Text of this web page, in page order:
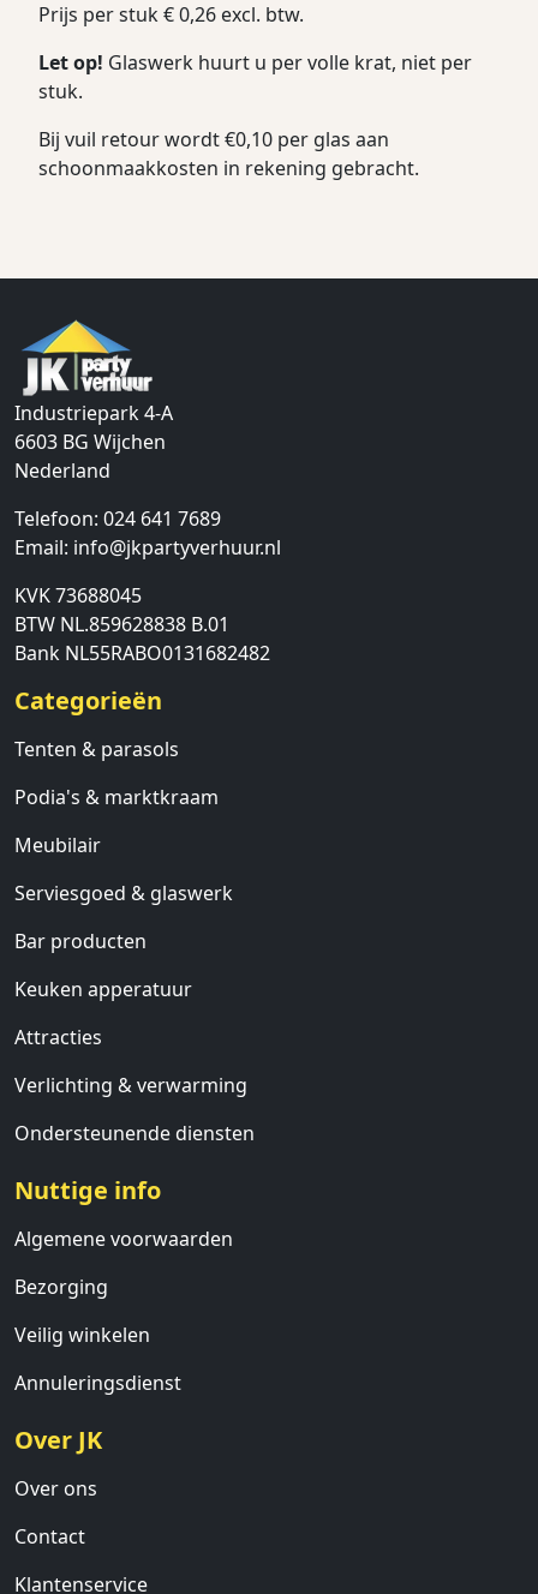
Prijs per stuk € 0,26 excl. btw.
Let op! Glaswerk huurt u per volle krat, niet per
stuk.
Bij vuil retour wordt €0,10 per glas aan
schoonmaakkosten in rekening gebracht.
Industriepark 4-A
6603 BG Wijchen
Nederland
Telefoon: 024 641 7689
Email: info@jkpartyverhuur.nl
KVK 73688045
BTW NL.859628838 B.01
Bank NL55RABO0131682482
Categorieën
Tenten & parasols
Podia's & marktkraam
Meubilair
Serviesgoed & glaswerk
Bar producten
Keuken apperatuur
Attracties
Verlichting & verwarming
Ondersteunende diensten
Nuttige info
Algemene voorwaarden
Bezorging
Veilig winkelen
Annuleringsdienst
Over JK
Over ons
Contact
Klantenservice